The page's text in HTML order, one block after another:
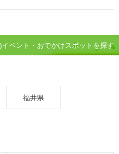
ベント・おでかけスポットを探す
福井県